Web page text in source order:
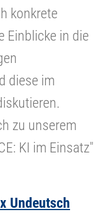
konkrete
Einblicke in die
diese im
zu unserem
KI im Einsatz"
Undeutsch